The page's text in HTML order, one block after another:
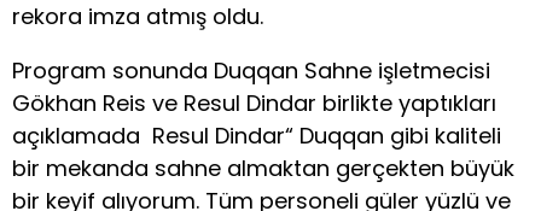
rekora imza atmış oldu.
Program sonunda Duqqan Sahne işletmecisi
Gökhan Reis ve Resul Dindar birlikte yaptıkları
açıklamada Resul Dindar“ Duqqan gibi kaliteli
bir mekanda sahne almaktan gerçekten büyük
bir keyif alıyorum. Tüm personeli güler yüzlü ve